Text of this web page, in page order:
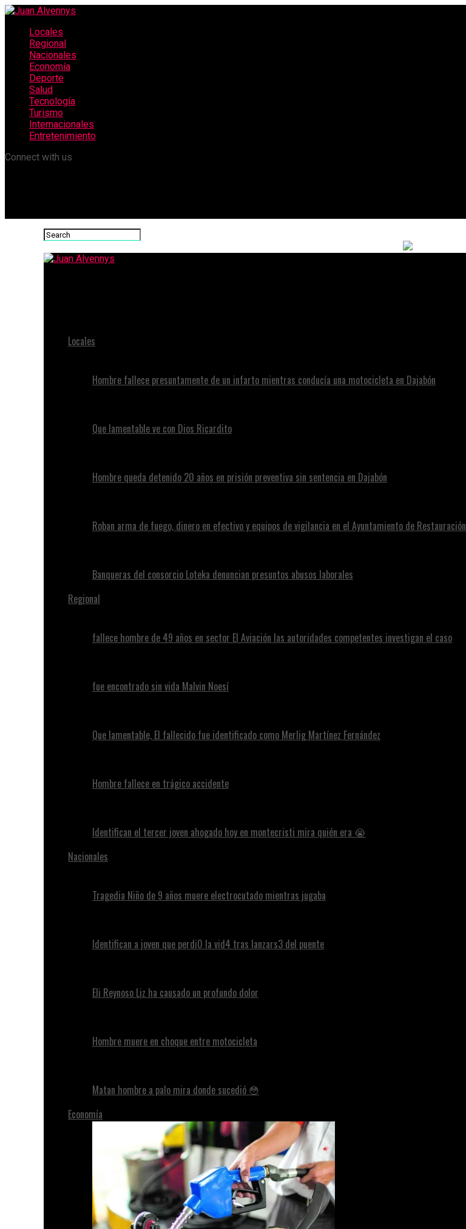
Locales
Regional
Nacionales
Economía
Deporte
Salud
Tecnología
Turismo
Internacionales
Entretenimiento
Connect with us
Locales
Hombre fallece presuntamente de un infarto mientras conducía una motocicleta en Dajabón
Que lamentable ve con Dios Ricardito
Hombre queda detenido 20 años en prisión preventiva sin sentencia en Dajabón
Roban arma de fuego, dinero en efectivo y equipos de vigilancia en el Ayuntamiento de Restauración
Banqueras del consorcio Loteka denuncian presuntos abusos laborales
Regional
fallece hombre de 49 años en sector El Aviación las autoridades competentes investigan el caso
fue encontrado sin vida Malvin Noesí
Que lamentable, El fallecido fue identificado como Merlig Martínez Fernández
Hombre fallece en trágico accidente
Identifican el tercer joven ahogado hoy en montecristi mira quién era 😭
Nacionales
Tragedia Niño de 9 años muere electrocutado mientras jugaba
Identifican a joven que perdi0 la vid4 tras lanzars3 del puente
Eli Reynoso Liz ha causado un profundo dolor
Hombre muere en choque entre motocicleta
Matan hombre a palo mira donde sucedió 😳
Economía